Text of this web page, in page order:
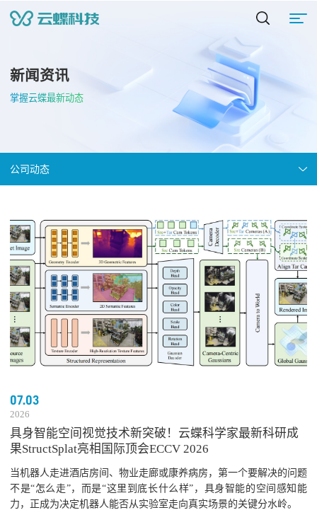
新闻资讯
掌握云蝶最新动态
公司动态
07.03
2026
具身智能空间视觉技术新突破！云蝶科学家最新科研成
果StructSplat亮相国际顶会ECCV 2026
当机器人走进酒店房间、物业走廊或康养病房，第一个要解决的问题
不是“怎么走”，而是“这里到底长什么样”，具身智能的空间感知能
力，正成为决定机器人能否从实验室走向真实场景的关键分水岭。